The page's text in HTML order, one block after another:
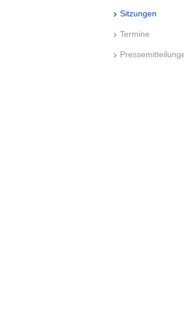
Sitzungen
Termine